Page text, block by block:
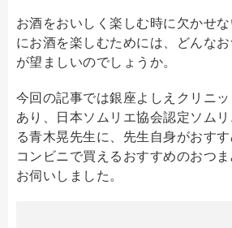
お酒をおいしく楽しむ時に欠かせ
にお酒を楽しむためには、どんな
が望ましいのでしょうか。
今回の記事では銀座よしえクリニ
あり、日本ソムリエ協会認定ソム
る青木晃先生に、先生自身がおす
コンビニで買えるおすすめのおつ
お伺いしました。